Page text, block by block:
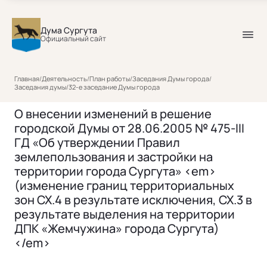
Дума Сургута
Официальный сайт
Главная/Деятельность/План работы/Заседания Думы города/
Заседания думы/32-е заседание Думы города
О внесении изменений в решение
городской Думы от 28.06.2005 № 475-III
ГД «Об утверждении Правил
землепользования и застройки на
территории города Сургута» <em>
(изменение границ территориальных
зон СХ.4 в результате исключения, СХ.3 в
результате выделения на территории
ДПК «Жемчужина» города Сургута)
</em>